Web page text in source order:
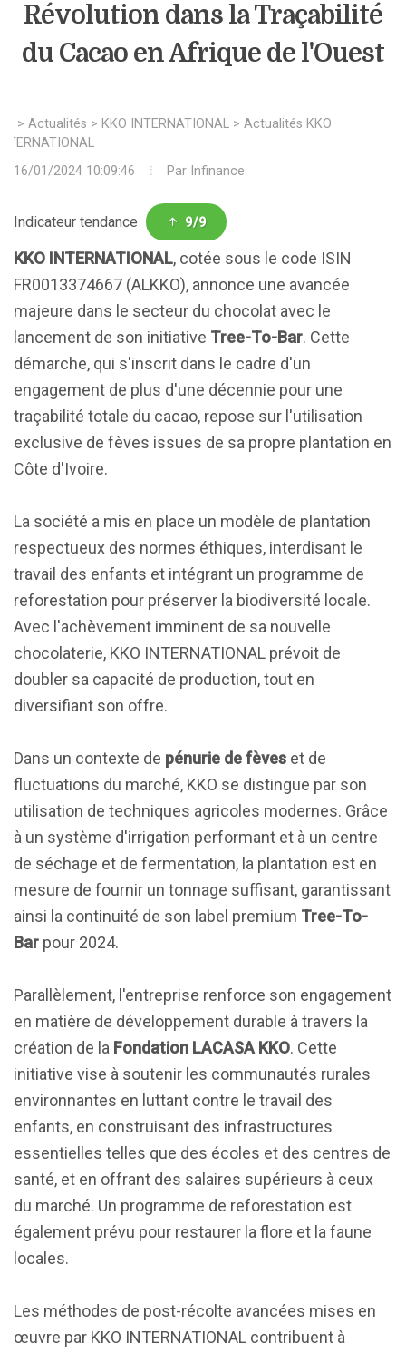
Révolution dans la Traçabilité
du Cacao en Afrique de l'Ouest
> Actualités > KKO INTERNATIONAL > Actualités KKO
16/01/2024 10:09:46
Par Infinance
Indicateur tendance 9/9
KKO INTERNATIONAL, cotée sous le code ISIN
FR0013374667 (ALKKO), annonce une avancée
majeure dans le secteur du chocolat avec le
lancement de son initiative Tree-To-Bar. Cette
démarche, qui s'inscrit dans le cadre d'un
engagement de plus d'une décennie pour une
traçabilité totale du cacao, repose sur l'utilisation
exclusive de fèves issues de sa propre plantation en
Côte d'Ivoire.
La société a mis en place un modèle de plantation
respectueux des normes éthiques, interdisant le
travail des enfants et intégrant un programme de
reforestation pour préserver la biodiversité locale.
Avec l'achèvement imminent de sa nouvelle
chocolaterie, KKO INTERNATIONAL prévoit de
doubler sa capacité de production, tout en
diversifiant son offre.
Dans un contexte de pénurie de fèves et de
fluctuations du marché, KKO se distingue par son
utilisation de techniques agricoles modernes. Grâce
à un système d'irrigation performant et à un centre
de séchage et de fermentation, la plantation est en
mesure de fournir un tonnage suffisant, garantissant
ainsi la continuité de son label premium Tree-To-
Bar pour 2024.
Parallèlement, l'entreprise renforce son engagement
en matière de développement durable à travers la
création de la Fondation LACASA KKO. Cette
initiative vise à soutenir les communautés rurales
environnantes en luttant contre le travail des
enfants, en construisant des infrastructures
essentielles telles que des écoles et des centres de
santé, et en offrant des salaires supérieurs à ceux
du marché. Un programme de reforestation est
également prévu pour restaurer la flore et la faune
locales.
Les méthodes de post-récolte avancées mises en
œuvre par KKO INTERNATIONAL contribuent à